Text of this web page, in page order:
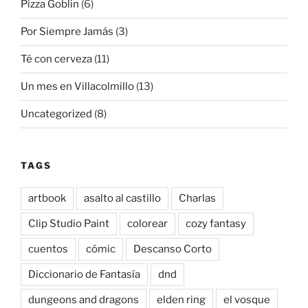
Pizza Goblin (6)
Por Siempre Jamás (3)
Té con cerveza (11)
Un mes en Villacolmillo (13)
Uncategorized (8)
TAGS
artbook asalto al castillo Charlas
Clip Studio Paint colorear cozy fantasy
cuentos cómic Descanso Corto
Diccionario de Fantasía dnd
dungeons and dragons elden ring el vosque